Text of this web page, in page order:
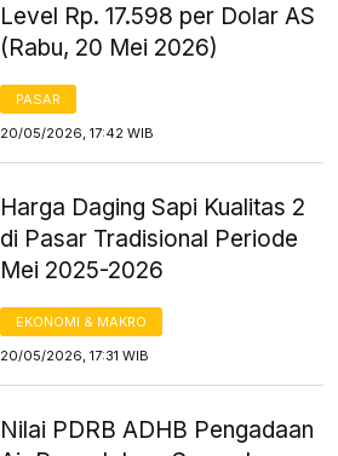
Level Rp. 17.598 per Dolar AS
(Rabu, 20 Mei 2026)
PASAR
20/05/2026, 17:42 WIB
Harga Daging Sapi Kualitas 2
di Pasar Tradisional Periode
Mei 2025-2026
EKONOMI & MAKRO
20/05/2026, 17:31 WIB
Nilai PDRB ADHB Pengadaan